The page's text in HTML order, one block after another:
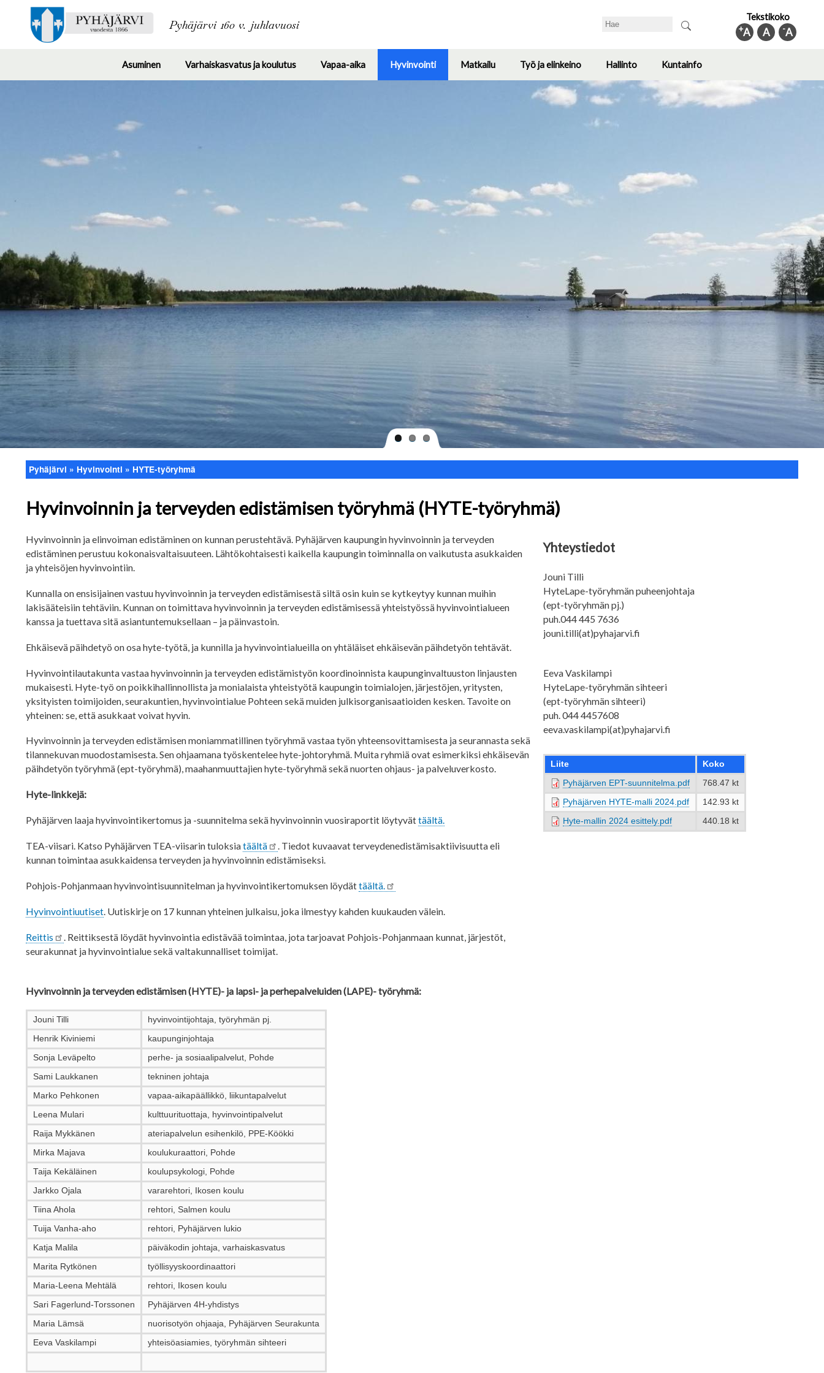
Pyhäjärvi 160 v. juhlavuosi Search Tekstikoko
-A
A
+A
Asuminen
Toggle
submenu
Varhaiskasvatus ja koulutus
Toggle
submenu
Vapaa-aika
Toggle
submenu
Hyvinvointi
Toggle
submenu
Matkailu
submenu
Työ ja elinkeino
Toggle
submenu
Hallinto
Toggle
submenu
Kuntainfo
submenu
Murupolku
Pyhäjärvi Hyvinvointi HYTE-työryhmä
Hyvinvoinnin ja terveyden edistämisen työryhmä (HYTE-työryhmä)
Hyvinvoinnin ja elinvoiman edistäminen on kunnan perustehtävä. Pyhäjärven kaupungin hyvinvoinnin ja terveyden
edistäminen perustuu kokonaisvaltaisuuteen. Lähtökohtaisesti kaikella kaupungin toiminnalla on vaikutusta asukkaiden
ja yhteisöjen hyvinvointiin.
Kunnalla on ensisijainen vastuu hyvinvoinnin ja terveyden edistämisestä siltä osin kuin se kytkeytyy kunnan muihin
lakisääteisiin tehtäviin. Kunnan on toimittava hyvinvoinnin ja terveyden edistämisessä yhteistyössä hyvinvointialueen
kanssa ja tuettava sitä asiantuntemuksellaan – ja päinvastoin.
Ehkäisevä päihdetyö on osa hyte-työtä, ja kunnilla ja hyvinvointialueilla on yhtäläiset ehkäisevän päihdetyön tehtävät.
Hyvinvointilautakunta vastaa hyvinvoinnin ja terveyden edistämistyön koordinoinnista kaupunginvaltuuston linjausten
mukaisesti. Hyte-työ on poikkihallinnollista ja monialaista yhteistyötä kaupungin toimialojen, järjestöjen, yritysten,
yksityisten toimijoiden, seurakuntien, hyvinvointialue Pohteen sekä muiden julkisorganisaatioiden kesken. Tavoite on
yhteinen: se, että asukkaat voivat hyvin.
Hyvinvoinnin ja terveyden edistämisen moniammatillinen työryhmä vastaa työn yhteensovittamisesta ja seurannasta sekä
tilannekuvan muodostamisesta. Sen ohjaamana työskentelee hyte-johtoryhmä. Muita ryhmiä ovat esimerkiksi ehkäisevän
päihdetyön työryhmä (ept-työryhmä), maahanmuuttajien hyte-työryhmä sekä nuorten ohjaus- ja palveluverkosto.
Hyte-linkkejä:
Pyhäjärven laaja hyvinvointikertomus ja -suunnitelma sekä hyvinvoinnin vuosiraportit löytyvättäältä.
TEA-viisari. Katso Pyhäjärven TEA-viisarin tuloksiatäältä
. Tiedot kuvaavat terveydenedistämisaktiivisuutta eli
kunnan toimintaa asukkaidensa terveyden ja hyvinvoinnin edistämiseksi.
Pohjois-Pohjanmaan hyvinvointisuunnitelman ja hyvinvointikertomuksen löydättäältä.
Hyvinvointiuutiset. Uutiskirje on 17 kunnan yhteinen julkaisu, joka ilmestyy kahden kuukauden välein.
Reittis
. Reittiksestä löydät hyvinvointia edistävää toimintaa, jota tarjoavat Pohjois-​Pohjanmaan kunnat, järjestöt,
seurakunnat ja hyvinvointialue sekä valtakunnalliset toimijat.
Hyvinvoinnin ja terveyden edistämisen (HYTE)- ja lapsi- ja perhepalveluiden (LAPE)- työryhmä:
Jouni Tilli hyvinvointijohtaja, työryhmän pj.
Henrik Kiviniemi kaupunginjohtaja
Sonja Leväpelto perhe- ja sosiaalipalvelut, Pohde
Sami Laukkanen tekninen johtaja
Marko Pehkonen vapaa-aikapäällikkö, liikuntapalvelut
Leena Mulari kulttuurituottaja, hyvinvointipalvelut
Raija Mykkänen ateriapalvelun esihenkilö, PPE-Köökki
Mirka Majava koulukuraattori, Pohde
Taija Kekäläinen koulupsykologi, Pohde
Jarkko Ojala vararehtori, Ikosen koulu
Tiina Ahola rehtori, Salmen koulu
Tuija Vanha-aho rehtori, Pyhäjärven lukio
Katja Malila päiväkodin johtaja, varhaiskasvatus
Marita Rytkönen työllisyyskoordinaattori
Maria-Leena Mehtälä rehtori, Ikosen koulu
Sari Fagerlund-Torssonen Pyhäjärven 4H-yhdistys
Maria Lämsä nuorisotyön ohjaaja, Pyhäjärven Seurakunta
Eeva Vaskilampi yhteisöasiamies, työryhmän sihteeri
Yhteystiedot
Jouni Tilli
HyteLape-työryhmän puheenjohtaja
(ept-työryhmän pj.)
puh.044 445 7636
jouni.tilli(at)pyhajarvi.fi
Eeva Vaskilampi
HyteLape-työryhmän sihteeri
(ept-työryhmän sihteeri)
puh. 044 4457608
eeva.vaskilampi(at)pyhajarvi.fi
Liite Koko
Pyhäjärven EPT-suunnitelma.pdf 768.47 kt
Pyhäjärven HYTE-malli 2024.pdf 142.93 kt
Hyte-mallin 2024 esittely.pdf 440.18 kt